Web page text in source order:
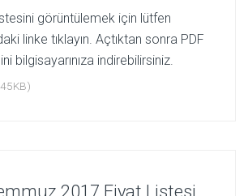
görüntülemek için lütfen
linke tıklayın. Açtıktan sonra PDF
bilgisayarınıza indirebilirsiniz.
2017 Fiyat Listesi